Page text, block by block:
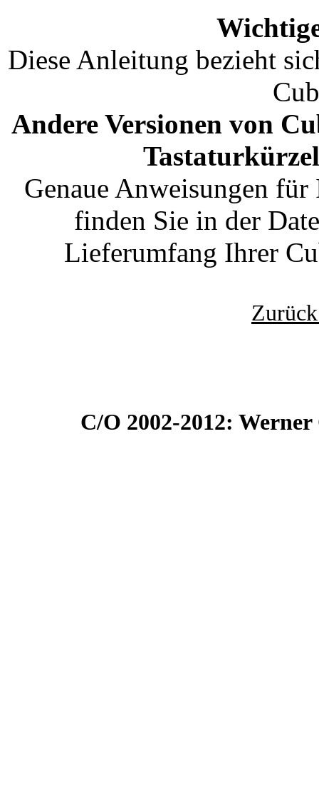
Diese Anleitung bezieht
Andere Versionen von
Genaue Anweisungen
finden Sie in der
Lieferumfang Ihrer
C/O 2002-2012: